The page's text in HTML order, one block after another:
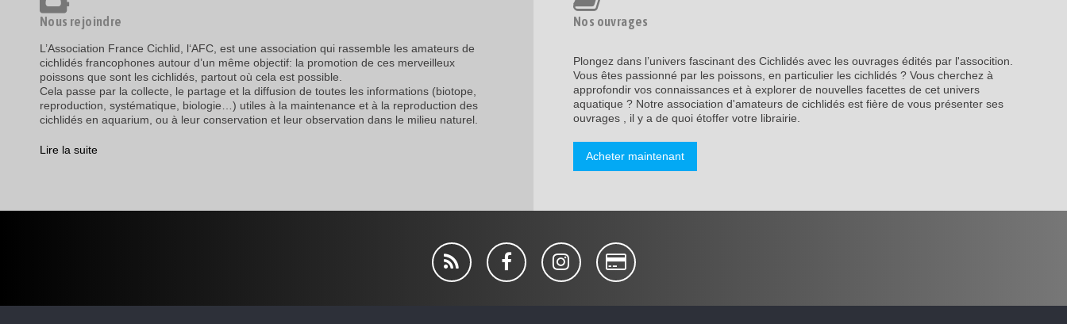
Nous rejoindre
L’Association France Cichlid, l‘AFC, est une association qui rassemble les amateurs de
cichlidés francophones autour d’un même objectif: la promotion de ces merveilleux
poissons que sont les cichlidés, partout où cela est possible.
Cela passe par la collecte, le partage et la diffusion de toutes les informations (biotope,
reproduction, systématique, biologie…) utiles à la maintenance et à la reproduction des
cichlidés en aquarium, ou à leur conservation et leur observation dans le milieu naturel.
Lire la suite
Nos ouvrages
Plongez dans l’univers fascinant des Cichlidés avec les ouvrages édités par l'assocition.
Vous êtes passionné par les poissons, en particulier les cichlidés ? Vous cherchez à
approfondir vos connaissances et à explorer de nouvelles facettes de cet univers
aquatique ? Notre association d'amateurs de cichlidés est fière de vous présenter ses
ouvrages , il y a de quoi étoffer votre librairie.
Acheter maintenant